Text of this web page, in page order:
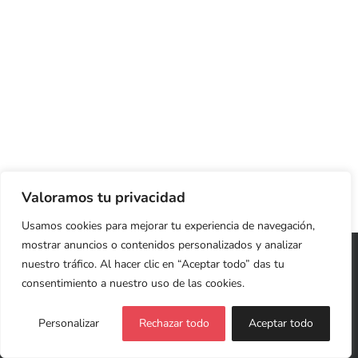
Valoramos tu privacidad
Usamos cookies para mejorar tu experiencia de navegación,
mostrar anuncios o contenidos personalizados y analizar
nuestro tráfico. Al hacer clic en “Aceptar todo” das tu
consentimiento a nuestro uso de las cookies.
Personalizar Rechazar todo Aceptar todo
Copyright 2026 Cristina Jardón | Web Diseñada y
Desarrollada con ♥LIVING ROOM
Política de Privacidad y Cookies
Facebook
X LinkedInInstagram
YouTube